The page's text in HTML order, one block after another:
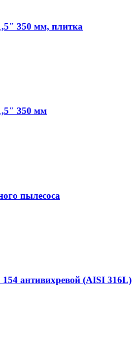
350 мм, плитка
350 мм
пылесоса
антивихревой (AISI 316L)